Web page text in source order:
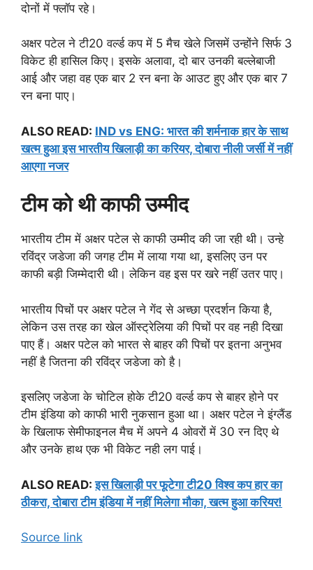
दोनों में फ्लॉप रहे।
अक्षर पटेल ने टी20 वर्ल्ड कप में 5 मैच खेले जिसमें उन्होंने सिर्फ 3
विकेट ही हासिल किए। इसके अलावा, दो बार उनकी बल्लेबाजी
आई और जहा वह एक बार 2 रन बना के आउट हुए और एक बार 7
रन बना पाए।
ALSO READ: IND vs ENG: भारत की शर्मनाक हार के साथ
खत्म हुआ इस भारतीय खिलाड़ी का करियर, दोबारा नीली जर्सी में नहीं
आएगा नजर
टीम को थी काफी उम्मीद
भारतीय टीम में अक्षर पटेल से काफी उम्मीद की जा रही थी। उन्हे
रविंद्र जडेजा की जगह टीम में लाया गया था, इसलिए उन पर
काफी बड़ी जिम्मेदारी थी। लेकिन वह इस पर खरे नहीं उतर पाए।
भारतीय पिचों पर अक्षर पटेल ने गेंद से अच्छा प्रदर्शन किया है,
लेकिन उस तरह का खेल ऑस्ट्रेलिया की पिचों पर वह नही दिखा
पाए हैं। अक्षर पटेल को भारत से बाहर की पिचों पर इतना अनुभव
नहीं है जितना की रविंद्र जडेजा को है।
इसलिए जडेजा के चोटिल होके टी20 वर्ल्ड कप से बाहर होने पर
टीम इंडिया को काफी भारी नुकसान हुआ था। अक्षर पटेल ने इंग्लैंड
के खिलाफ सेमीफाइनल मैच में अपने 4 ओवरों में 30 रन दिए थे
और उनके हाथ एक भी विकेट नही लग पाई।
ALSO READ:इस खिलाड़ी पर फूटेगा टी20 विश्व कप हार का
ठीकरा, दोबारा टीम इंडिया में नहीं मिलेगा मौका, खत्म हुआ करियर!
Source link